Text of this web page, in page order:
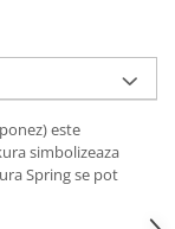
este
simbolizeaza
Spring se pot